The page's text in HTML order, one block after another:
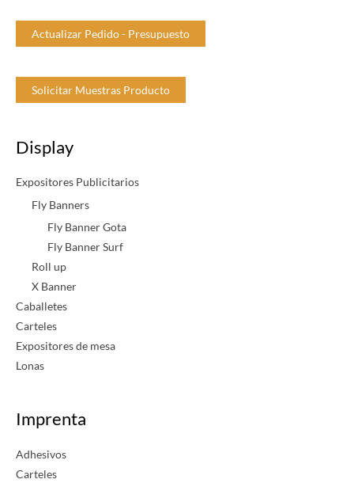
Actualizar Pedido - Presupuesto
Solicitar Muestras Producto
Display
Expositores Publicitarios
Fly Banners
Fly Banner Gota
Fly Banner Surf
Roll up
X Banner
Caballetes
Carteles
Expositores de mesa
Lonas
Imprenta
Adhesivos
Carteles